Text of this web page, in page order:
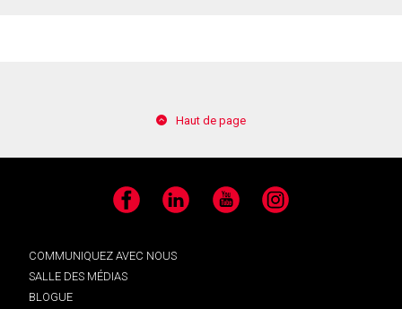
Haut de page
Facebook LinkedIn YouTube Instagram
COMMUNIQUEZ AVEC NOUS
SALLE DES MÉDIAS
BLOGUE